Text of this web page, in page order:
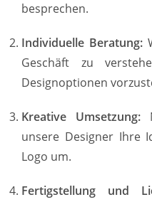
besprechen.
Individuelle Beratung:
Geschäft zu
Designoptionen
Kreative Umsetzung:
unsere Designer Ihre
Logo um.
Fertigstellung und